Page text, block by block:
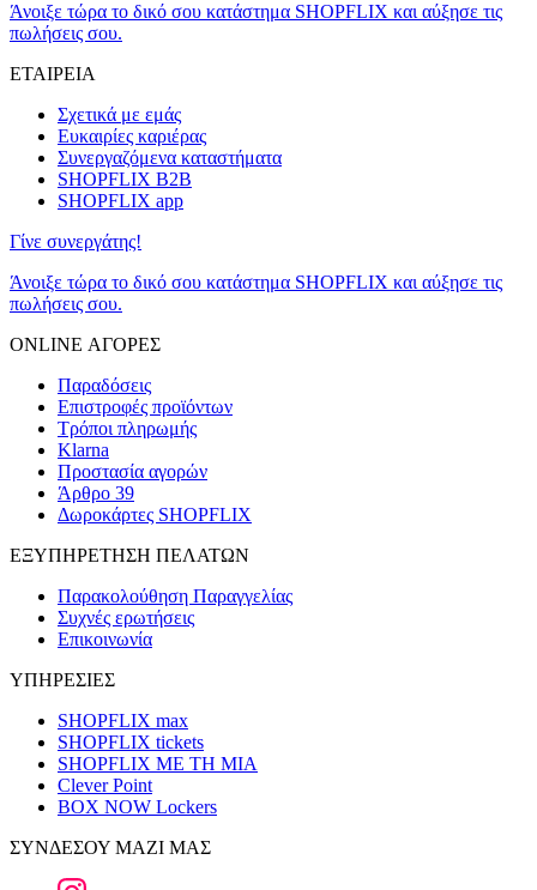
Άνοιξε τώρα το δικό σου κατάστημα SHOPFLIX και αύξησε τις
πωλήσεις σου.
ΕΤΑΙΡΕΙΑ
Σχετικά με εμάς
Ευκαιρίες καριέρας
Συνεργαζόμενα καταστήματα
SHOPFLIX B2B
SHOPFLIX app
Γίνε συνεργάτης!
Άνοιξε τώρα το δικό σου κατάστημα SHOPFLIX και αύξησε τις
πωλήσεις σου.
ONLINE ΑΓΟΡΕΣ
Παραδόσεις
Επιστροφές προϊόντων
Τρόποι πληρωμής
Klarna
Προστασία αγορών
Άρθρο 39
Δωροκάρτες SHOPFLIX
ΕΞΥΠΗΡΕΤΗΣΗ ΠΕΛΑΤΩΝ
Παρακολούθηση Παραγγελίας
Συχνές ερωτήσεις
Επικοινωνία
ΥΠΗΡΕΣΙΕΣ
SHOPFLIX max
SHOPFLIX tickets
SHOPFLIX ΜΕ ΤΗ ΜΙΑ
Clever Point
BOX NOW Lockers
ΣΥΝΔΕΣΟΥ ΜΑΖΙ ΜΑΣ